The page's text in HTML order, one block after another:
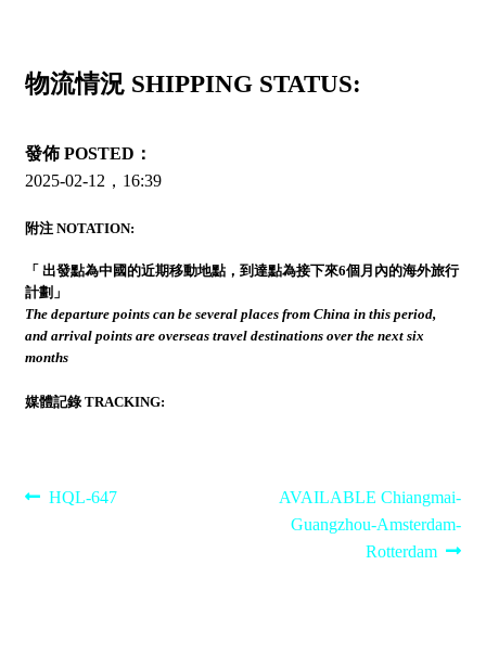
物流情況 SHIPPING STATUS:
發佈 POSTED：
2025-02-12，16:39
附注 NOTATION:
「 出發點為中國的近期移動地點，到達點為接下來6個月內的海外旅行
計劃」
The departure points can be several places from China in this period,
and arrival points are overseas travel destinations over the next six
months
媒體記錄 TRACKING:
Post
Previous
HQL-647
Next
post:
AVAILABLE Chiangmai-
Guangzhou-Amsterdam-
Rotterdam